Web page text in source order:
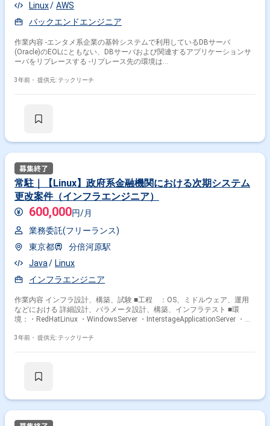
Linux
AWS
バックエンドエンジニア
作業内容 -エンタメ系企業の基幹システムで利用しているDBサーバ
(Oracle)のEOLにともない、DBサーバおよび関連するアプリケーションサ
ーバをリプレースする -リプレース先の環境は
IIJGIOインフラストラクチャーP2(IIJGIOP2)、MicrosoftAzureを利用した
部サーバ(OS,pache/Tomcatなどのミドルウェア)の設定変更 -リプレース
3年前・ 提供元: テックリーチ
常駐｜【Linux】政府系金融機関における次期システム
更改案件（インフラエンジニア）
600,000円/月
業務委託(フリーランス)
東京都
分倍河原駅
Java
Linux
インフラエンジニア
作業内容 インフラ設計、構築、試験 ■工程 ：OS、ミドルウェア、運用
などにおける 詳細設計、パラメータ設計、構築、インフラテスト ■環
境：・RedHatLinux ・WindowsServer ・InterstageApplicationServer ・
OracleDatabase（RAC） ・SystemWalkerCentricManager 【日本語ネイ
3年前・ 提供元: テックリーチ